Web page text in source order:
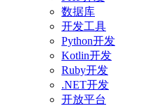
数据库
开发工具
Python开发
Kotlin开发
Ruby开发
.NET开发
开放平台